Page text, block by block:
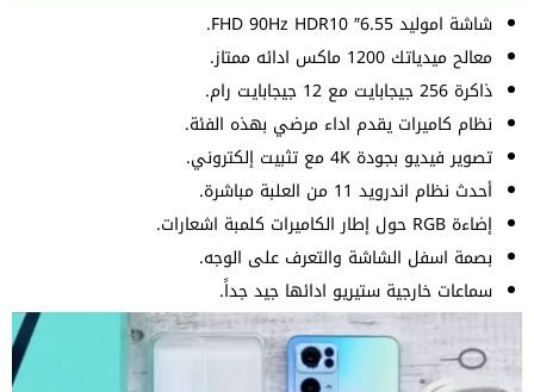
شاشة اموليد 6.55″ FHD 90Hz HDR10.
معالح ميدياتك 1200 ماكس ادائه ممتاز.
ذاكرة 256 جيجابايت مع 12 جيجابايت رام.
نظام كاميرات يقدم اداء مرضي بهذه الفئة.
تصوير فيديو بجودة 4K مع تثبيت إلكتروني.
أحدث نظام اندرويد 11 من العلبة مباشرة.
إضاءة RGB حول إطار الكاميرات كلمبة اشعارات.
بصمة اسفل الشاشة والتعرف على الوجه.
سماعات خارجية ستيريو ادائها جيد جداً.